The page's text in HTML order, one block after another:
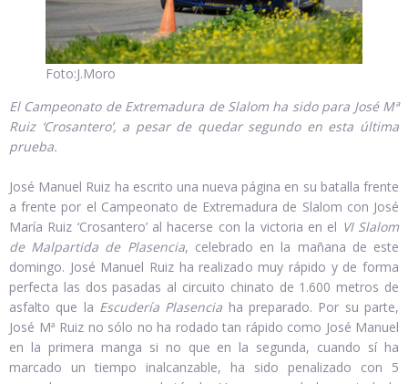
Foto:J.Moro
El Campeonato de Extremadura de Slalom ha sido para José Mª
Ruiz ‘Crosantero’, a pesar de quedar segundo en esta última
prueba.
José Manuel Ruiz ha escrito una nueva página en su batalla frente
a frente por el Campeonato de Extremadura de Slalom con José
María Ruiz ‘Crosantero’ al hacerse con la victoria en el VI Slalom
de Malpartida de Plasencia, celebrado en la mañana de este
domingo. José Manuel Ruiz ha realizado muy rápido y de forma
perfecta las dos pasadas al circuito chinato de 1.600 metros de
asfalto que la Escudería Plasencia ha preparado. Por su parte,
José Mª Ruiz no sólo no ha rodado tan rápido como José Manuel
en la primera manga si no que en la segunda, cuando sí ha
marcado un tiempo inalcanzable, ha sido penalizado con 5